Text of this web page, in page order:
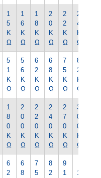
1
5
K
Ω
1
6
K
Ω
1
8
K
Ω
2
0
K
Ω
2
2
K
Ω
2
4
K
Ω
5
1
K
Ω
5
6
K
Ω
6
2
K
Ω
6
8
K
Ω
7
5
K
Ω
8
2
K
Ω
1
8
0
K
Ω
2
0
0
K
Ω
2
2
0
K
Ω
2
4
0
K
Ω
2
7
0
K
Ω
3
0
0
K
Ω
6
2
6
8
7
5
8
2
9
1
1